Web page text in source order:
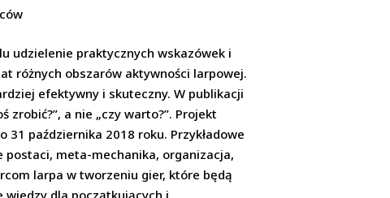
udzielenie praktycznych wskazówek i
różnych obszarów aktywności larpowej.
efektywny i skuteczny. W publikacji
a nie „czy warto?”. Projekt
31 października 2018 roku. Przykładowe
meta-mechanika, organizacja,
larpa w tworzeniu gier, które będą